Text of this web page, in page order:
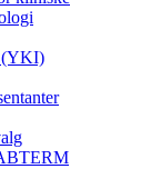
(YKI)